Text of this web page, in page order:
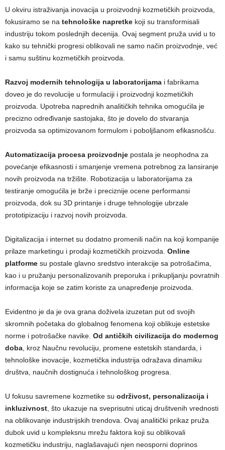
U okviru istraživanja inovacija u proizvodnji kozmetičkih proizvoda,
fokusiramo se na tehnološke napretke koji su transformisali
industriju tokom poslednjih decenija. Ovaj segment pruža uvid u to
kako su tehnički progresi oblikovali ne samo način proizvodnje, već
i samu suštinu kozmetičkih proizvoda.
Razvoj modernih tehnologija u laboratorijama i fabrikama
doveo je do revolucije u formulaciji i proizvodnji kozmetičkih
proizvoda. Upotreba naprednih analitičkih tehnika omogućila je
precizno određivanje sastojaka, što je dovelo do stvaranja
proizvoda sa optimizovanom formulom i poboljšanom efikasnošću.
Automatizacija procesa proizvodnje postala je neophodna za
povećanje efikasnosti i smanjenje vremena potrebnog za lansiranje
novih proizvoda na tržište. Robotizacija u laboratorijama za
testiranje omogućila je brže i preciznije ocene performansi
proizvoda, dok su 3D printanje i druge tehnologije ubrzale
prototipizaciju i razvoj novih proizvoda.
Digitalizacija i internet su dodatno promenili način na koji kompanije
prilaze marketingu i prodaji kozmetičkih proizvoda. Online
platforme su postale glavno sredstvo interakcije sa potrošačima,
kao i u pružanju personalizovanih preporuka i prikupljanju povratnih
informacija koje se zatim koriste za unapređenje proizvoda.
Evidentno je da je ova grana doživela izuzetan put od svojih
skromnih početaka do globalnog fenomena koji oblikuje estetske
norme i potrošačke navike. Od antičkih civilizacija do modernog
doba , kroz Naučnu revoluciju, promene estetskih standarda, i
tehnološke inovacije, kozmetička industrija odražava dinamiku
društva, naučnih dostignuća i tehnološkog progresa.
U fokusu savremene kozmetike su održivost, personalizacija i
inkluzivnost , što ukazuje na sveprisutni uticaj društvenih vrednosti
na oblikovanje industrijskih trendova. Ovaj analitički prikaz pruža
dubok uvid u kompleksnu mrežu faktora koji su oblikovali
kozmetičku industriju, naglašavajući njen neosporni doprinos